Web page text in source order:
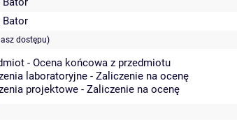
Bator
dostępu)
- Ocena końcowa z przedmiotu
laboratoryjne - Zaliczenie na ocenę
projektowe - Zaliczenie na ocenę